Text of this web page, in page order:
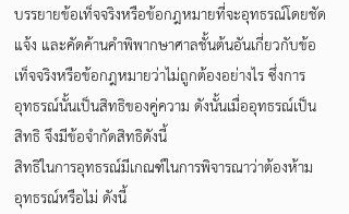
บรรยายข้อเท็จจริงหรือข้อกฎหมายที่จะอุทธรณ์โดยชัด
แจ้ง และคัดค้านคำพิพากษาศาลชั้นต้นอันเกี่ยวกับข้อ
เท็จจริงหรือข้อกฎหมายว่าไม่ถูกต้องอย่างไร ซึ่งการ
อุทธรณ์นั้นเป็นสิทธิของคู่ความ ดังนั้นเมื่ออุทธรณ์เป็น
สิทธิ จึงมีข้อจำกัดสิทธิดังนี้
สิทธิในการอุทธรณ์มีเกณฑ์ในการพิจารณาว่าต้องห้าม
อุทธรณ์หรือไม่ ดังนี้